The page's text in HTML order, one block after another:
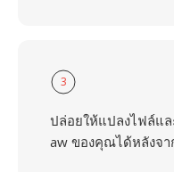
3
ปล่อยให้แปลงไฟล์แ
aw ของคุณได้หลังจ